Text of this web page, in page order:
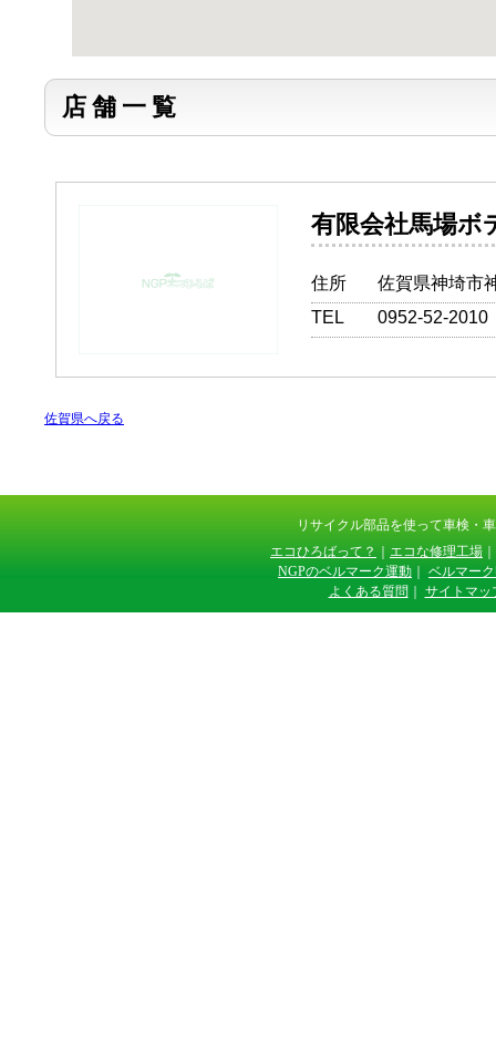
店舗一覧
有限会社馬
住所
佐賀県神埼市
TEL
0952-52-2010
佐賀県へ戻る
リサイクル部品を使って車検
エコひろばって？
エコな修理工場
NGPのベルマーク運動
ベルマー
よくある質問
サイトマッ